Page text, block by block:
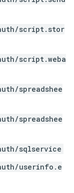
script.stor
script.weba
spreadshee
spreadshee
sqlservice
userinfo.e